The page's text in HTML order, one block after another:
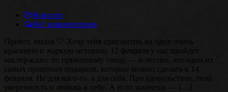
Новости
Нет комментариев
Привет, милая 🤍 Хочу тебя пригласить на одну очень
красивую и жаркую историю. 12 февраля у нас пройдет
мастер-класс по приватному танцу — и честно, это один из
самых приятных подарков, которые можно сделать к 14
февраля. Не для кого-то, а для себя. Про удовольствие, тело,
уверенность и любовь к себе. А если захочешь — […]